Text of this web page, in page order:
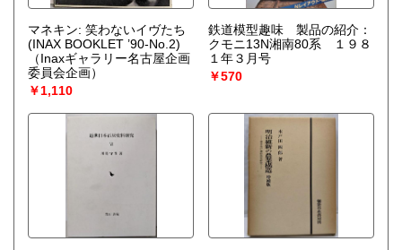
マネキン: 笑わないイヴたち
(INAX BOOKLET ’90-No.2)
（Inaxギャラリー名古屋企画
委員会企画）
￥1,110
鉄道模型趣味 製品の紹介：
クモニ13N湘南80系 １９８
１年３月号
￥570